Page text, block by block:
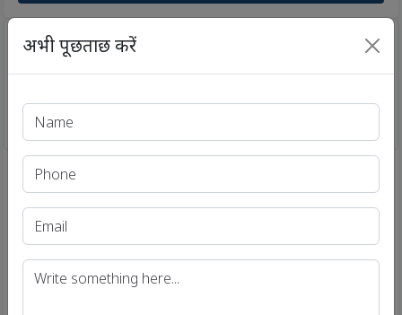
यूपीएससी और राज्य पीसीएस परीक्षा के लिए करेंट अफेयर्स ब्रेन बूस्टर
(Current Affairs Brain Booster for UPSC & State PCS
Exams)
Brain Booster for UPSC & State PCS
Examination (Topic: Draft National
अभी पूछताछ करें